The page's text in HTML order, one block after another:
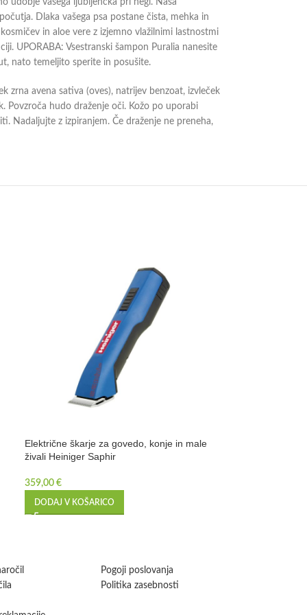
udobje vašega ljubljenčka pri negi. Naša
Dlaka vašega psa postane čista, mehka in
in aloe vere z izjemno vlažilnimi lastnostmi
UPORABA: Vsestranski šampon Puralia nanesite
nato temeljito sperite in posušite.
avena sativa (oves), natrijev benzoat, izvleček
Povzroča hudo draženje oči. Kožo po uporabi
Nadaljujte z izpiranjem. Če draženje ne preneha,
Električne škarje za govedo, konje in male
živali Heiniger Saphir
359,00 €
DODAJ V KOŠARICO
Pogoji poslovanja
Politika zasebnosti